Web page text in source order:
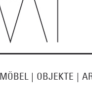
MÖBEL | OBJEKTE |